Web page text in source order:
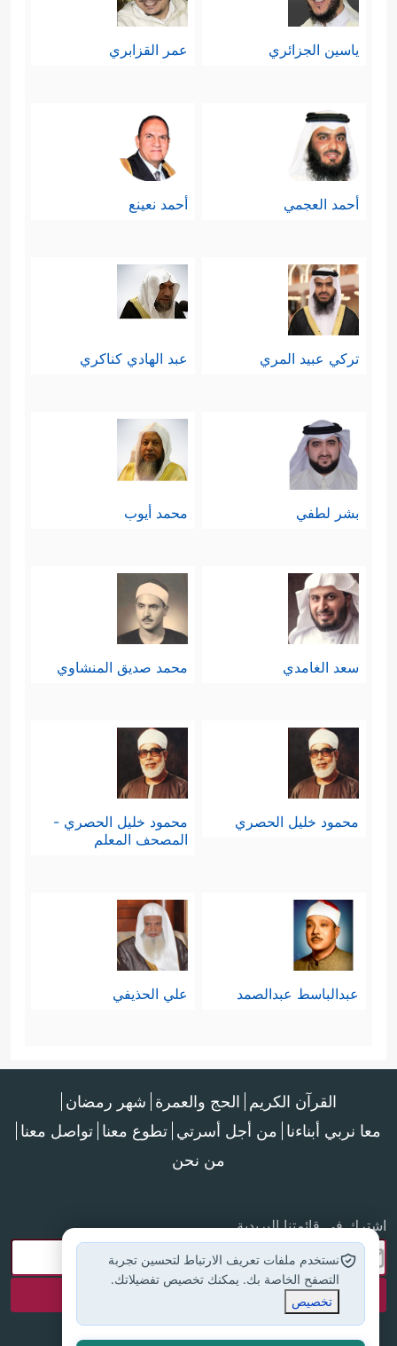
ياسين الجزائري عمر القزابري
أحمد العجمي أحمد نعينع
تركي عبيد المري عبد الهادي كناكري
بشر لطفي محمد أيوب
سعد الغامدي محمد صديق المنشاوي
محمود خليل الحصري
محمود خليل الحصري -
المصحف المعلم
عبدالباسط عبدالصمد علي الحذيفي
القرآن الكريم الحج والعمرة شهر رمضان
معا نربي أبناءنا من أجل أسرتي تطوع معنا تواصل معنا
من نحن
اشترك في قائمتنا البريدية
نستخدم ملفات تعريف الارتباط لتحسين تجربة
التصفح الخاصة بك. يمكنك تخصيص تفضيلاتك.
تخصيص